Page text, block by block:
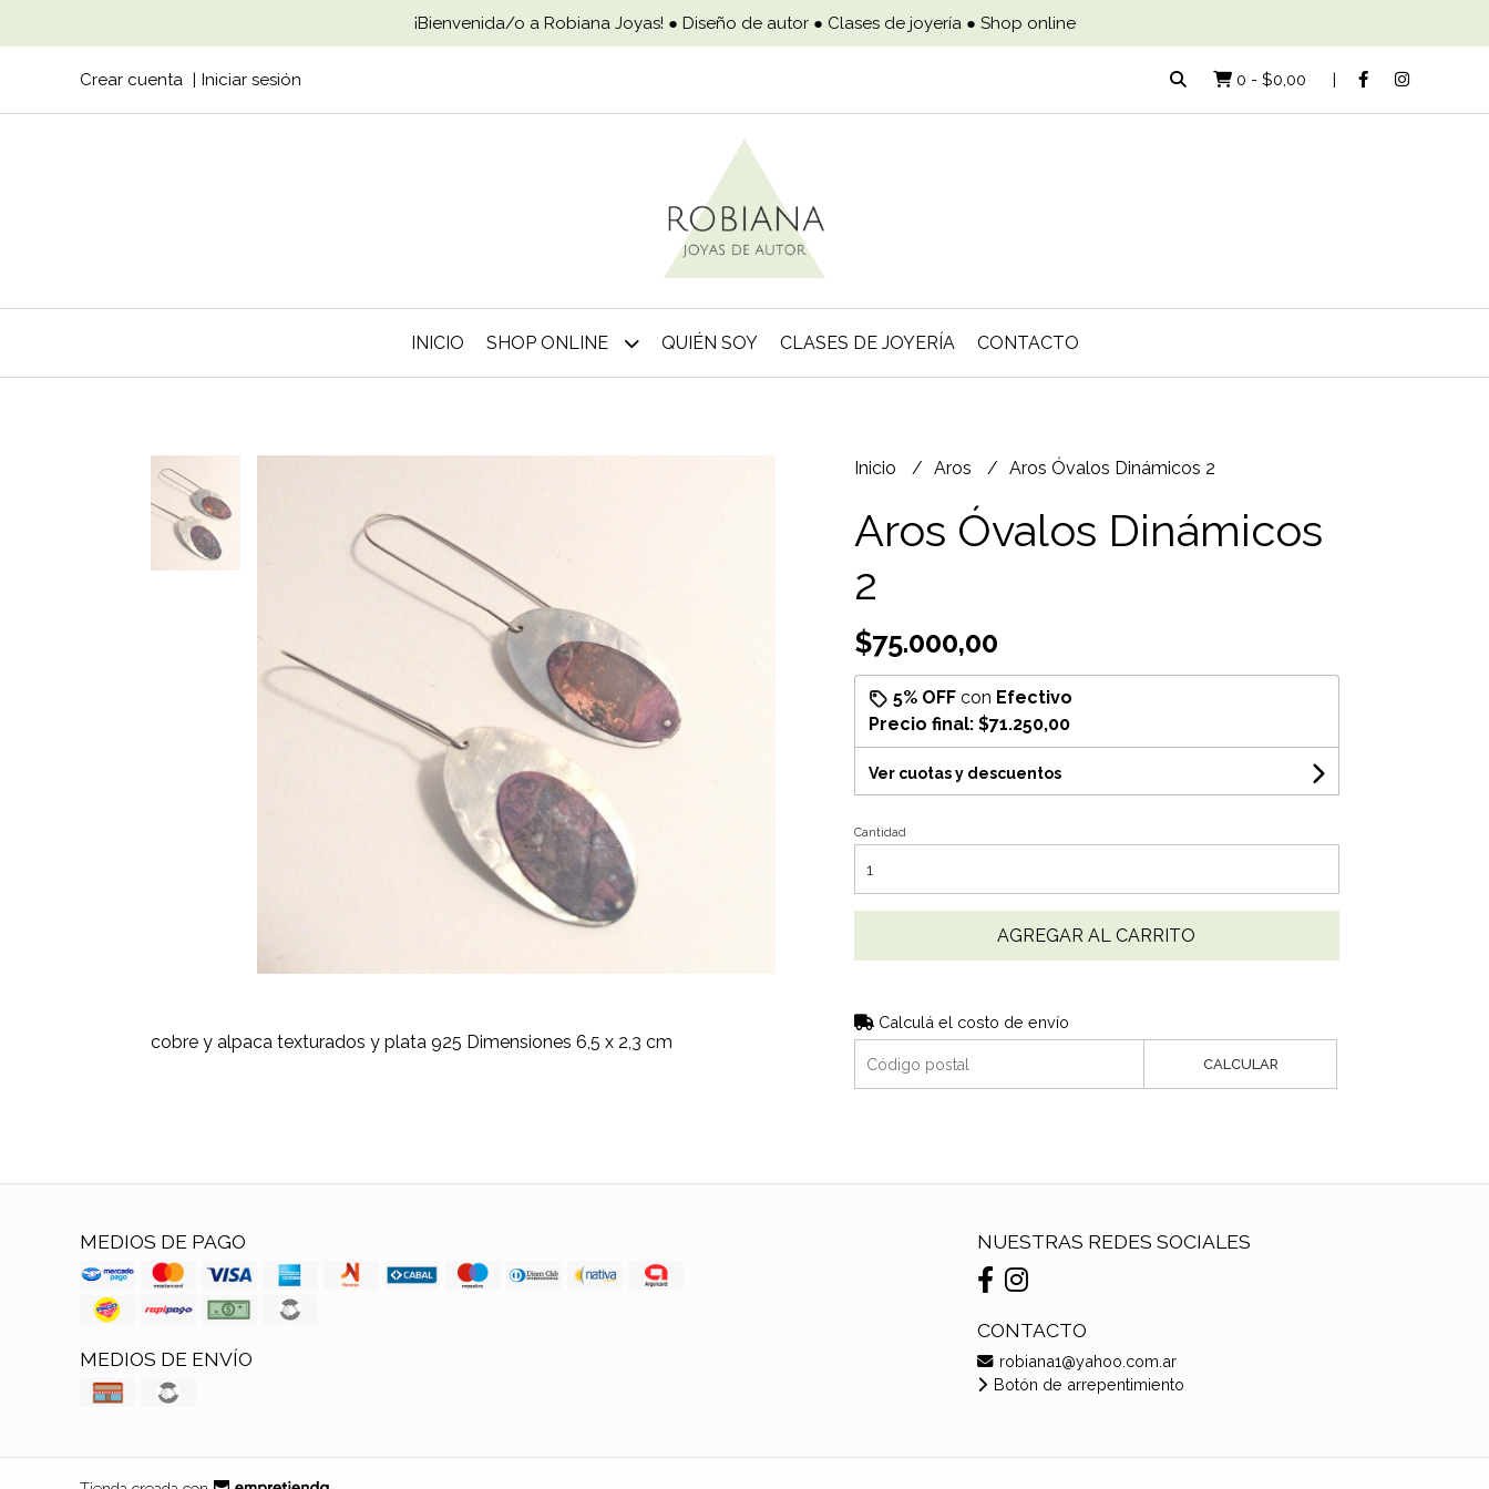
¡Bienvenida/o a Robiana Joyas! ● Diseño de autor ● Clases de joyería ● Shop online
Crear cuenta Iniciar sesión 0 - $0,00
INICIO SHOP ONLINE QUIÉN SOY CLASES DE JOYERÍA CONTACTO
cobre y alpaca texturados y plata 925 Dimensiones 6,5 x 2,3 cm
Inicio Aros Aros Óvalos Dinámicos 2
Aros Óvalos Dinámicos
2
$75.000,00
5% OFFcon Efectivo
Precio final: $71.250,00
Ver cuotas y descuentos
Cantidad
AGREGAR AL CARRITO
Calculá el costo de envío
CALCULAR
MEDIOS DE PAGO
MEDIOS DE ENVÍO
NUESTRAS REDES SOCIALES
CONTACTO
robiana1@yahoo.com.ar
Botón de arrepentimiento